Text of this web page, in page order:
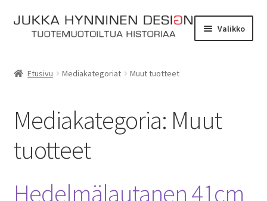
Siirry
navigointiin
Siirry
sisältöön
Valikko
Yhteydenotto
Myymälä
Verkkokauppa
Etusivu Mediakategoriat Muut tuotteet
Mediakategoria: Muut
tuotteet
Hedelmälautanen 41cm